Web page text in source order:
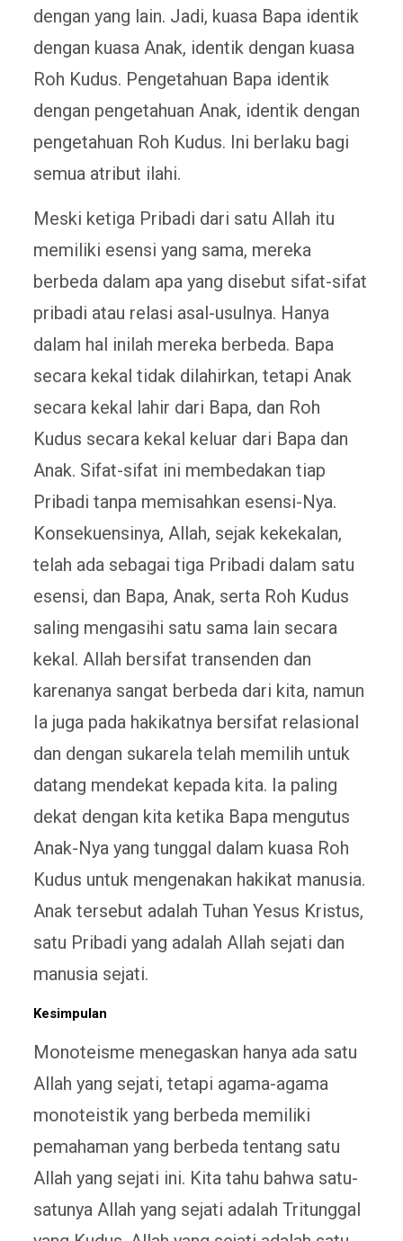
dengan yang lain. Jadi, kuasa Bapa identik
dengan kuasa Anak, identik dengan kuasa
Roh Kudus. Pengetahuan Bapa identik
dengan pengetahuan Anak, identik dengan
pengetahuan Roh Kudus. Ini berlaku bagi
semua atribut ilahi.
Meski ketiga Pribadi dari satu Allah itu
memiliki esensi yang sama, mereka
berbeda dalam apa yang disebut sifat-sifat
pribadi atau relasi asal-usulnya. Hanya
dalam hal inilah mereka berbeda. Bapa
secara kekal tidak dilahirkan, tetapi Anak
secara kekal lahir dari Bapa, dan Roh
Kudus secara kekal keluar dari Bapa dan
Anak. Sifat-sifat ini membedakan tiap
Pribadi tanpa memisahkan esensi-Nya.
Konsekuensinya, Allah, sejak kekekalan,
telah ada sebagai tiga Pribadi dalam satu
esensi, dan Bapa, Anak, serta Roh Kudus
saling mengasihi satu sama lain secara
kekal. Allah bersifat transenden dan
karenanya sangat berbeda dari kita, namun
Ia juga pada hakikatnya bersifat relasional
dan dengan sukarela telah memilih untuk
datang mendekat kepada kita. Ia paling
dekat dengan kita ketika Bapa mengutus
Anak-Nya yang tunggal dalam kuasa Roh
Kudus untuk mengenakan hakikat manusia.
Anak tersebut adalah Tuhan Yesus Kristus,
satu Pribadi yang adalah Allah sejati dan
manusia sejati.
Kesimpulan
Monoteisme menegaskan hanya ada satu
Allah yang sejati, tetapi agama-agama
monoteistik yang berbeda memiliki
pemahaman yang berbeda tentang satu
Allah yang sejati ini. Kita tahu bahwa satu-
satunya Allah yang sejati adalah Tritunggal